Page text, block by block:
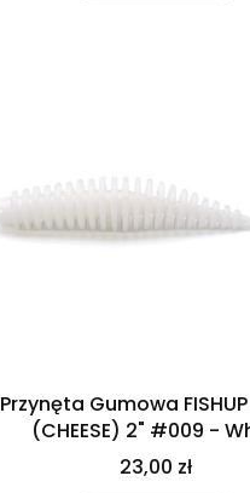
Przynęta Gumowa
(CHEESE) 2" #009 -
23,00 zł